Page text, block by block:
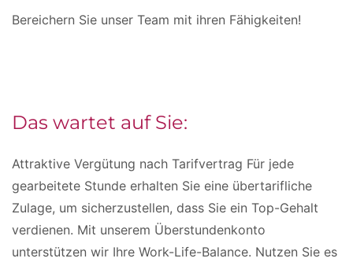
Bereichern Sie unser Team mit ihren Fähigkeiten!
Das wartet auf Sie:
Attraktive Vergütung nach Tarifvertrag Für jede
gearbeitete Stunde erhalten Sie eine übertarifliche
Zulage, um sicherzustellen, dass Sie ein Top-Gehalt
verdienen. Mit unserem Überstundenkonto
unterstützen wir Ihre Work-Life-Balance. Nutzen Sie es